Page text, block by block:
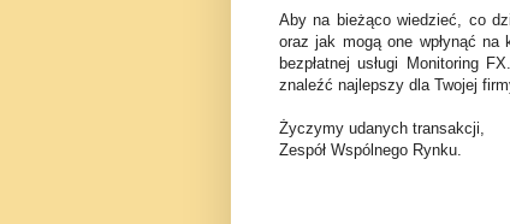
Aby na bieżąco wiedzieć, co
oraz jak mogą one wpłynąć
bezpłatnej usługi Monitoring
znaleźć najlepszy dla Twojej
Życzymy udanych transakcji,
Zespół Wspólnego Rynku.